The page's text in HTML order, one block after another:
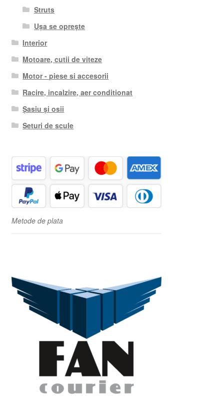
Struts
Ușa se oprește
Interior
Motoare, cutii de viteze
Motor - piese si accesorii
Racire, incalzire, aer conditionat
Șasiu și osii
Seturi de scule
Metode de plata